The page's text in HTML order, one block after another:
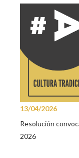
13/04/2026
Resolución
2026